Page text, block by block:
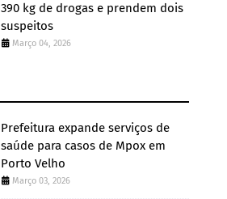
390 kg de drogas e prendem dois
suspeitos
Março 04, 2026
Prefeitura expande serviços de
saúde para casos de Mpox em
Porto Velho
Março 03, 2026